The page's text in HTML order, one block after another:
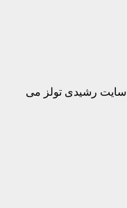
رشیدی تولز می